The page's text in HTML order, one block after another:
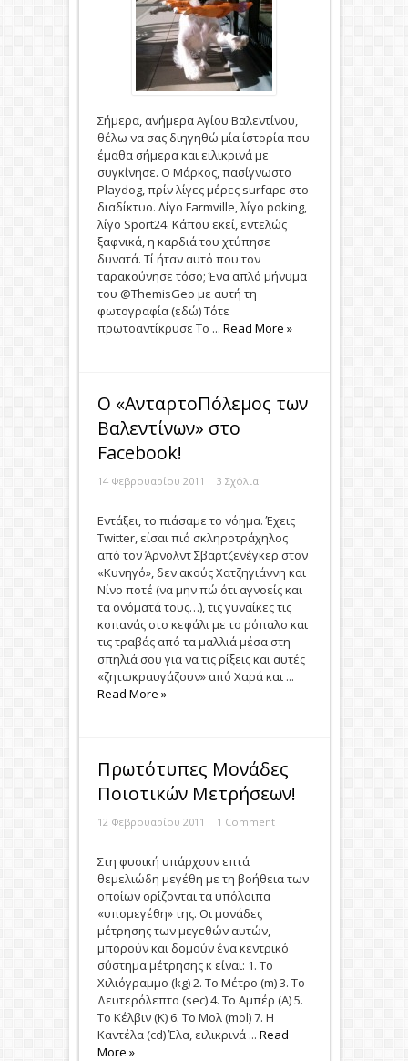
Σήμερα, ανήμερα Αγίου Βαλεντίνου,
θέλω να σας διηγηθώ μία ίστορία που
έμαθα σήμερα και ειλικρινά με
συγκίνησε. Ο Μάρκος, πασίγνωστο
Playdog, πρίν λίγες μέρες surfαρε στο
διαδίκτυο. Λίγο Farmville, λίγο poking,
λίγο Sport24. Κάπου εκεί, εντελώς
ξαφνικά, η καρδιά του χτύπησε
δυνατά. Tί ήταν αυτό που τον
ταρακούνησε τόσο; Ένα απλό μήνυμα
του @ThemisGeo με αυτή τη
φωτογραφία (εδώ) Τότε
πρωτοαντίκρυσε Το ... Read More »
Ο «ΑνταρτοΠόλεμος των
Βαλεντίνων» στο
Facebook!
14 Φεβρουαρίου 2011 3 Σχόλια
Eντάξει, το πιάσαμε το νόημα. Έχεις
Twitter, είσαι πιό σκληροτράχηλος
από τον Άρνολντ Σβαρτζενέγκερ στον
«Κυνηγό», δεν ακούς Χατζηγιάννη και
Νίνο ποτέ (να μην πώ ότι αγνοείς και
τα ονόματά τους…), τις γυναίκες τις
κοπανάς στο κεφάλι με το ρόπαλο και
τις τραβάς από τα μαλλιά μέσα στη
σπηλιά σου για να τις ρίξεις και αυτές
«ζητωκραυγάζουν» από Χαρά και ...
Read More »
Πρωτότυπες Μονάδες
Ποιοτικών Μετρήσεων!
12 Φεβρουαρίου 2011 1 Comment
Στη φυσική υπάρχουν επτά
θεμελιώδη μεγέθη με τη βοήθεια των
οποίων ορίζονται τα υπόλοιπα
«υπομεγέθη» της. Οι μονάδες
μέτρησης των μεγεθών αυτών,
μπορούν και δομούν ένα κεντρικό
σύστημα μέτρησης κ είναι: 1. Το
Χιλιόγραμμο (kg) 2. Το Μέτρο (m) 3. Το
Δευτερόλεπτο (sec) 4. Το Αμπέρ (A) 5.
Το Κέλβιν (K) 6. Το Μολ (mol) 7. Η
Καντέλα (cd) Έλα, ειλικρινά ... Read
More »